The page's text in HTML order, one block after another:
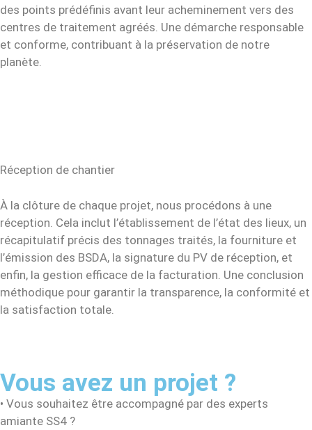
des points prédéfinis avant leur acheminement vers des
centres de traitement agréés. Une démarche responsable
et conforme, contribuant à la préservation de notre
planète.
Réception de chantier
À la clôture de chaque projet, nous procédons à une
réception. Cela inclut l’établissement de l’état des lieux, un
récapitulatif précis des tonnages traités, la fourniture et
l’émission des BSDA, la signature du PV de réception, et
enfin, la gestion efficace de la facturation. Une conclusion
méthodique pour garantir la transparence, la conformité et
la satisfaction totale.
Vous avez un projet ?
• Vous souhaitez être accompagné par des experts
amiante SS4 ?